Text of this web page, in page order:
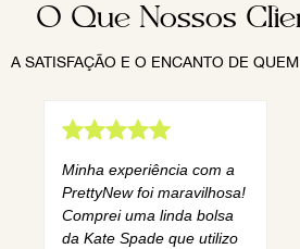
O Que Nossos
A SATISFAÇÃO E O ENCANTO DE
Minha experiência com a
PrettyNew foi maravilhosa!
Comprei uma linda bolsa
da Kate Spade que utilizo